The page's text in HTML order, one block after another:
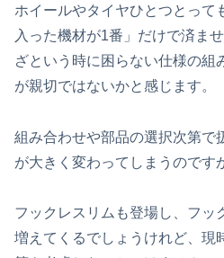
ホイールやタイヤひとつとって
入った機材が1番」だけで済ま
ざという時に困らない仕様の組
が親切ではないかと感じます。
組み合わせや部品の選択次第で
が大きく変わってしまうのです
フックレスリムも登場し、フッ
増えてくるでしょうけれど、現